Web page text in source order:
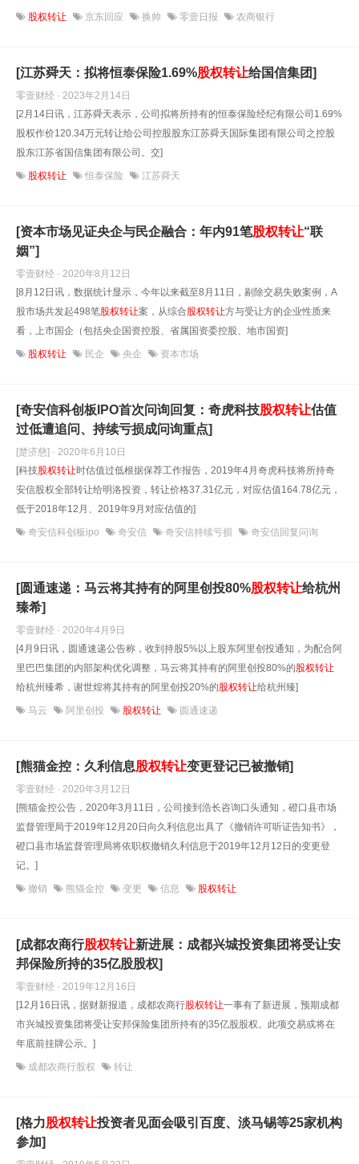
股权转让 京东回应 换帅 零壹日报 农商银行
[江苏舜天：拟将恒泰保险1.69%股权转让给国信集团]
零壹财经 · 2023年2月14日
[2月14日讯，江苏舜天表示，公司拟将所持有的恒泰保险经纪有限公司1.69%
股权作价120.34万元转让给公司控股股东江苏舜天国际集团有限公司之控股
股东江苏省国信集团有限公司。交]
股权转让 恒泰保险 江苏舜天
[资本市场见证央企与民企融合：年内91笔股权转让“联
姻”]
零壹财经 · 2020年8月12日
[8月12日讯，数据统计显示，今年以来截至8月11日，剔除交易失败案例，A
股市场共发起498笔股权转让案，从综合股权转让方与受让方的企业性质来
看，上市国企（包括央企国资控股、省属国资委控股、地市国资]
股权转让 民企 央企 资本市场
[奇安信科创板IPO首次问询回复：奇虎科技股权转让估值
过低遭追问、持续亏损成问询重点]
[楚济慈] · 2020年6月10日
[科技股权转让时估值过低根据保荐工作报告，2019年4月奇虎科技将所持奇
安信股权全部转让给明洛投资，转让价格37.31亿元，对应估值164.78亿元，
低于2018年12月、2019年9月对应估值的]
奇安信科创板ipo 奇安信 奇安信持续亏损 奇安信回复问询
[圆通速递：马云将其持有的阿里创投80%股权转让给杭州
臻希]
零壹财经 · 2020年4月9日
[4月9日讯，圆通速递公告称，收到持股5%以上股东阿里创投通知，为配合阿
里巴巴集团的内部架构优化调整，马云将其持有的阿里创投80%的股权转让
给杭州臻希，谢世煌将其持有的阿里创投20%的股权转让给杭州臻]
马云 阿里创投 股权转让 圆通速递
[熊猫金控：久利信息股权转让变更登记已被撤销]
零壹财经 · 2020年3月12日
[熊猫金控公告，2020年3月11日，公司接到浩长咨询口头通知，磴口县市场
监督管理局于2019年12月20日向久利信息出具了《撤销许可听证告知书》，
磴口县市场监督管理局将依职权撤销久利信息于2019年12月12日的变更登
记。]
撤销 熊猫金控 变更 信息 股权转让
[成都农商行股权转让新进展：成都兴城投资集团将受让安
邦保险所持的35亿股股权]
零壹财经 · 2019年12月16日
[12月16日讯，据财新报道，成都农商行股权转让一事有了新进展，预期成都
市兴城投资集团将受让安邦保险集团所持有的35亿股股权。此项交易或将在
年底前挂牌公示。]
成都农商行股权 转让
[格力股权转让投资者见面会吸引百度、淡马锡等25家机构
参加]